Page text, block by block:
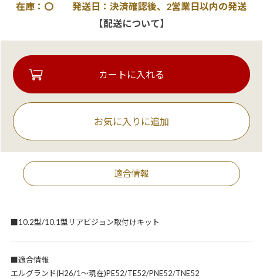
在庫：〇 発送日：決済確認後、2営業日以内の発送
【配送について】
お気に入りに追加
適合情報
■10.2型/10.1型リアビジョン取付けキット
■適合情報
エルグランド(H26/1～現在)PE52/TE52/PNE52/TNE52